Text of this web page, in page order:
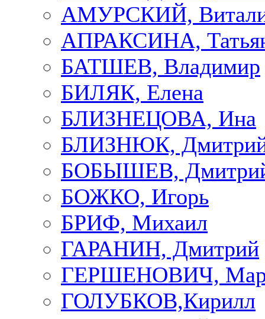
АМУРСКИЙ,
АПРАКСИНА,
БАТШЕВ, Владимир
БИЛЯК, Елена
БЛИЗНЕЦОВА, Ина
БЛИЗНЮК,
БОБЫШЕВ,
БОЖКО, Игорь
БРИФ, Михаил
ГАРАНИН, Дмитрий
ГЕРШЕНОВИЧ,
ГОЛУБКОВ,Кирилл